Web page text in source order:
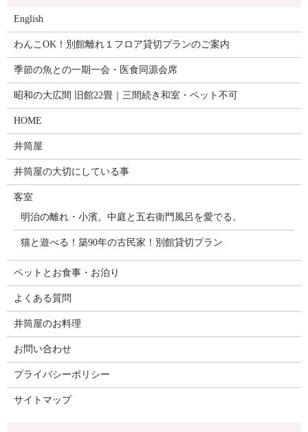
English
わんこOK！別館離れ１フロア貸切プランのご案内
季節の魚との一期一会・医食同源会席
昭和の大広間 旧館22畳｜三間続き和室・ペット不可
HOME
井筒屋
井筒屋の大切にしている事
客室
明治の離れ・小濱。中庭と五右衛門風呂を愛でる。
猫と遊べる！築90年の古民家！別館貸切プラン
ペットとお食事・お泊り
よくある質問
井筒屋のお料理
お問い合わせ
プライバシーポリシー
サイトマップ